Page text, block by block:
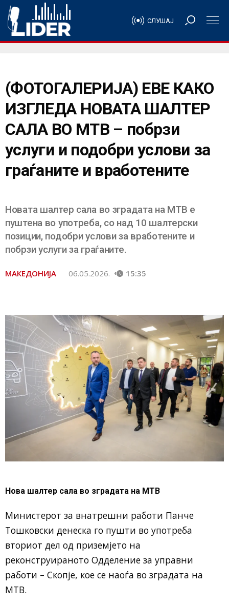
СЛУШАЈ
(ФОТОГАЛЕРИЈА) ЕВЕ КАКО
ИЗГЛЕДА НОВАТА ШАЛТЕР
САЛА ВО МТВ – побрзи
услуги и подобри услови за
граѓаните и вработените
Новата шалтер сала во зградата на МТВ е
пуштена во употреба, со над 10 шалтерски
позиции, подобри услови за вработените и
побрзи услуги за граѓаните.
МАКЕДОНИЈА 06.05.2026. 15:35
Нова шалтер сала во зградата на МТВ
Министерот за внатрешни работи Панче
Тошковски денеска го пушти во употреба
вториот дел од приземјето на
реконструираното Одделение за управни
работи – Скопје, кое се наоѓа во зградата на
МТВ.